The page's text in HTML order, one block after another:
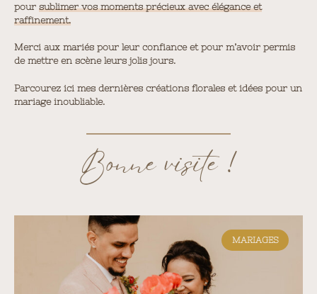
pour sublimer vos moments précieux avec élégance et
raffinement.
Merci aux mariés pour leur confiance et pour m’avoir permis
de mettre en scène leurs jolis jours.
Parcourez ici mes dernières créations florales et idées pour un
mariage inoubliable.
Bonne visite !
MARIAGES